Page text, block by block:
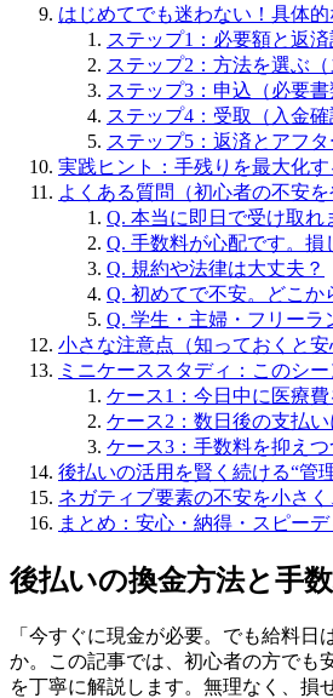
はじめてでも迷わない！具体
ステップ1：必要額と返
ステップ2：方法を選ぶ（
ステップ3：申込（必要書
ステップ4：受取（入金確
ステップ5：返済とアフ
実践ヒント：手残りを最大化
よくある質問（初心者の不安を
Q. 本当に即日で受け取れ
Q. 手数料が心配です。損
Q. 規約や法律は大丈夫？
Q. 初めてで不安。どこか
Q. 学生・主婦・フリーラ
小さな注意点（知っておくと安
ミニケーススタディ：このシ
ケース1：今日中に医療
ケース2：数日後の支払
ケース3：手数料を抑え
後払いの活用を賢く続ける“管
ネガティブ要素の不安を小さく
まとめ：安心・納得・スピー
後払いの換金方法と手
「今すぐに現金が必要。でも給料
か。この記事では、初心者の方でも
を丁寧に解説します。無理なく、損